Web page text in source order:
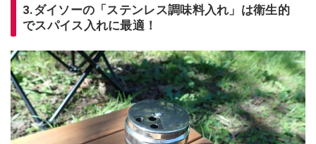
3.ダイソーの「ステンレス調味料入れ」は衛生的
でスパイス入れに最適！